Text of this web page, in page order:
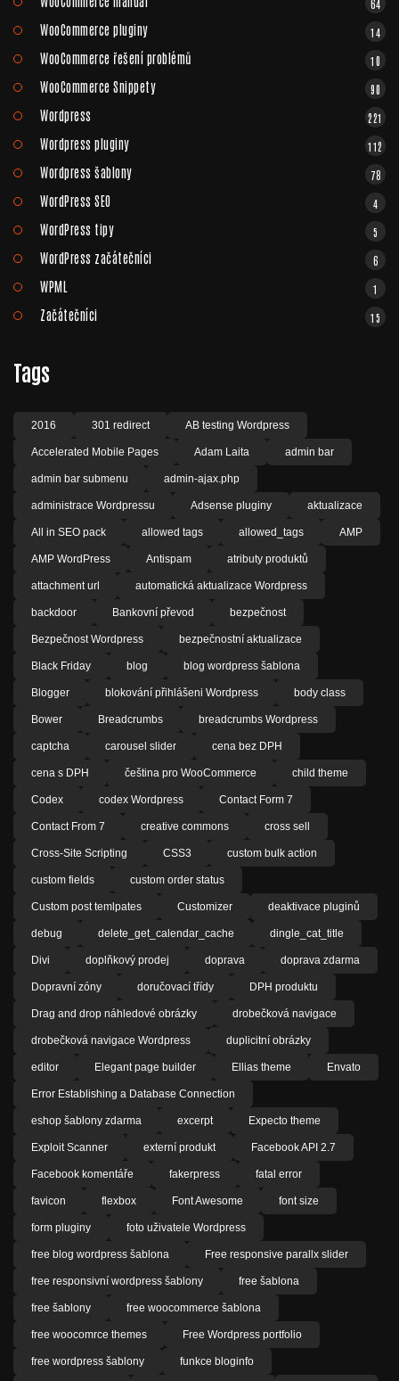
64
WooCommerce pluginy 14
WooCommerce řešení problémů 10
WooCommerce Snippety 90
Wordpress 221
Wordpress pluginy 112
Wordpress šablony 78
WordPress SEO 4
WordPress tipy 5
WordPress začátečníci 6
WPML 1
Začátečníci 15
Tags
2016 301 redirect AB testing Wordpress
Accelerated Mobile Pages Adam Laita admin bar
admin bar submenu admin-ajax.php
administrace Wordpressu Adsense pluginy aktualizace
All in SEO pack allowed tags allowed_tags AMP
AMP WordPress Antispam atributy produktů
attachment url automatická aktualizace Wordpress
backdoor Bankovní převod bezpečnost
Bezpečnost Wordpress bezpečnostní aktualizace
Black Friday blog blog wordpress šablona
Blogger blokování přihlášeni Wordpress body class
Bower Breadcrumbs breadcrumbs Wordpress
captcha carousel slider cena bez DPH
cena s DPH čeština pro WooCommerce child theme
Codex codex Wordpress Contact Form 7
Contact From 7 creative commons cross sell
Cross-Site Scripting CSS3 custom bulk action
custom fields custom order status
Custom post temlpates Customizer deaktivace pluginů
debug delete_get_calendar_cache dingle_cat_title
Divi doplňkový prodej doprava doprava zdarma
Dopravní zóny doručovací třídy DPH produktu
Drag and drop náhledové obrázky drobečková navigace
drobečková navigace Wordpress duplicitní obrázky
editor Elegant page builder Ellias theme Envato
Error Establishing a Database Connection
eshop šablony zdarma excerpt Expecto theme
Exploit Scanner externí produkt Facebook API 2.7
Facebook komentáře fakerpress fatal error
favicon flexbox Font Awesome font size
form pluginy foto uživatele Wordpress
free blog wordpress šablona Free responsive parallx slider
free responsivní wordpress šablony free šablona
free šablony free woocommerce šablona
free woocomrce themes Free Wordpress portfolio
free wordpress šablony funkce bloginfo